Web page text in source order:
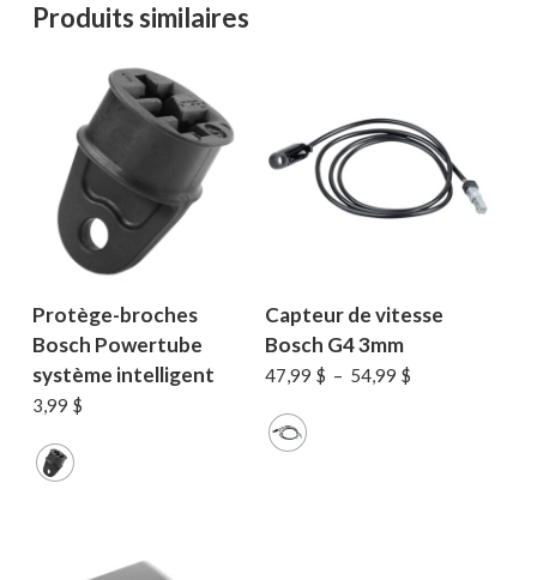
Produits similaires
Protège-broches
Bosch Powertube
système intelligent
3,99 $
Capteur de vitesse
Bosch G4 3mm
47,99 $ – 54,99 $